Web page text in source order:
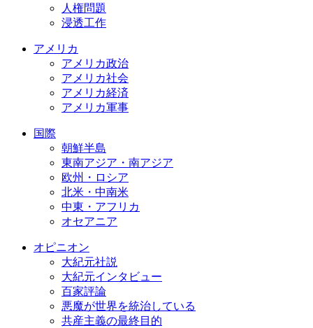
人権問題
浸透工作
アメリカ
アメリカ政治
アメリカ社会
アメリカ経済
アメリカ軍事
国際
朝鮮半島
東南アジア・南アジア
欧州・ロシア
北米・中南米
中東・アフリカ
オセアニア
オピニオン
大紀元社説
大紀元インタビュー
百家評論
悪魔が世界を統治している
共産主義の最終目的